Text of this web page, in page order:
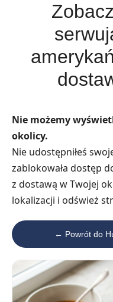
Nie możemy
okolicy.
Nie udostępniłeś
zablokowała dostęp
z dostawą w Twojej
lokalizacji i odśwież
← Powrót do